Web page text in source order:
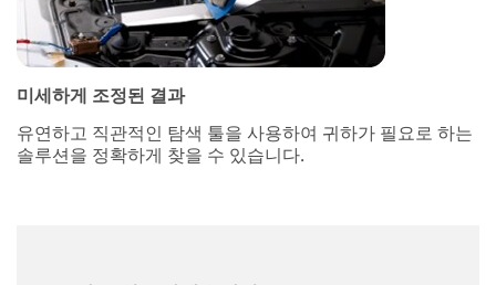
미세하게 조정된 결과
유연하고 직관적인 탐색 툴을 사용하여 귀하가 필요로 하는
솔루션을 정확하게 찾을 수 있습니다.